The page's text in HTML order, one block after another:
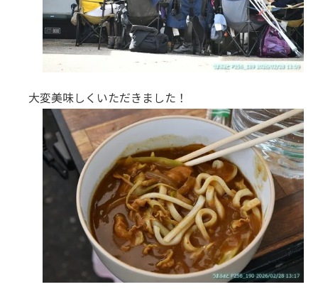
大変美味しくいただきました！